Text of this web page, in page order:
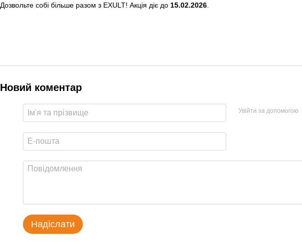
Дозвольте собі більше разом з EXULT! Акція діє до 15.02.2026
Новий коментар
Увійти за допомогою
Надіслати